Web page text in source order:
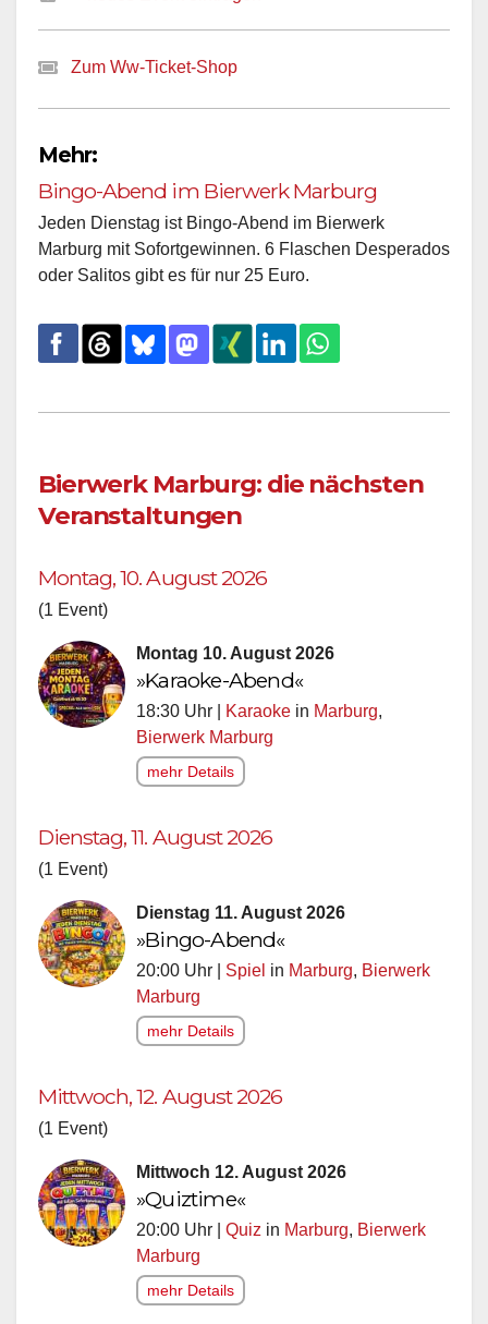
Zum Ww-Ticket-Shop
Mehr:
Bingo-Abend im Bierwerk Marburg
Jeden Dienstag ist Bingo-Abend im Bierwerk
Marburg mit Sofortgewinnen. 6 Flaschen Desperados
oder Salitos gibt es für nur 25 Euro.
Bierwerk Marburg: die nächsten
Veranstaltungen
Montag, 10. August 2026
(1 Event)
Montag 10. August 2026
»Karaoke-Abend«
18:30 Uhr | Karaoke in Marburg,
Bierwerk Marburg
mehr Details
Dienstag, 11. August 2026
(1 Event)
Dienstag 11. August 2026
»Bingo-Abend«
20:00 Uhr | Spiel in Marburg, Bierwerk
Marburg
mehr Details
Mittwoch, 12. August 2026
(1 Event)
Mittwoch 12. August 2026
»Quiztime«
20:00 Uhr | Quiz in Marburg, Bierwerk
Marburg
mehr Details